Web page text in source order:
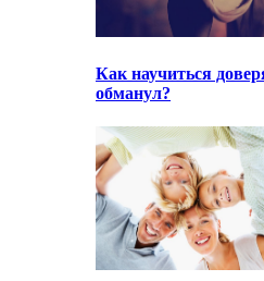
Как научиться
обманул?